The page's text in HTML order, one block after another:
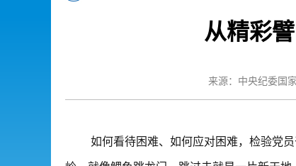
从精彩
来源：中央纪委国
如何看待困难、如何应对困难，检验党